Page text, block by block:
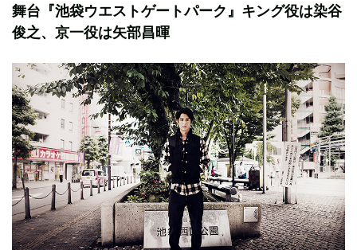
舞台『池袋ウエストゲートパーク』キング役は染谷
俊之、京一役は矢部昌暉